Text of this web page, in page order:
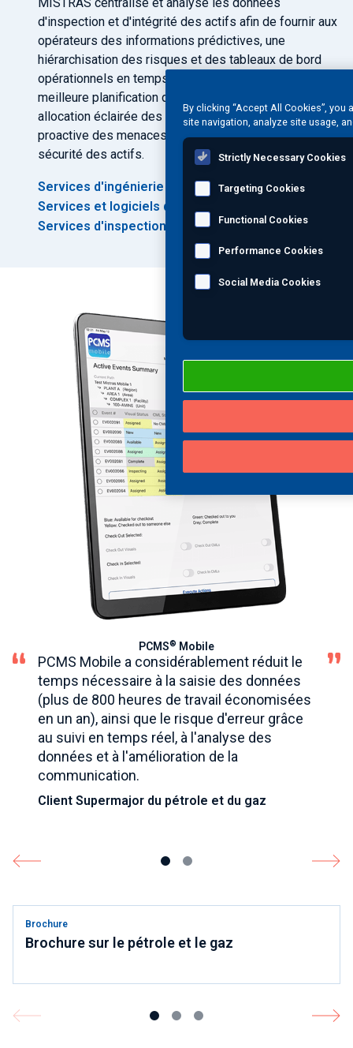
d'inspection et d'intégrité des actifs afin de fournir aux
opérateurs des informations prédictives, une
hiérarchisation des risques et des tableaux de bord
opérationnels en temps réel. Ceci permet une
meilleure planification de la maintenance, une
allocation éclairée des ressources et une gestion
proactive des menaces pesant sur la fiabilité et la
sécurité des actifs.
Services d'ingénierie
Services et logiciels d'intégrité des pipelines
Services d'inspection de pipelines
PCMS® Mobile
PCMS Mobile a considérablement réduit le
temps nécessaire à la saisie des données
(plus de 800 heures de travail économisées
en un an), ainsi que le risque d'erreur grâce
au suivi en temps réel, à l'analyse des
données et à l'amélioration de la
communication.
Client Supermajor du pétrole et du gaz
Brochure
Brochure sur le pétrole et le gaz
By clicking “Accept All Cookies”,
site navigation, analyze site usage,
Strictly Necessary Cookies
Targeting Cookies
Functional Cookies
Performance Cookies
Social Media Cookies